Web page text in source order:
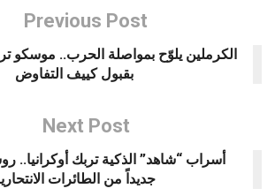
Previous Post
الكرملين يلوّح بمواصلة الحرب.. موسكو
بقبول كييف التفاوض
Next Post
أسراب “شاهد” الذكية تربك أوكرانيا..
جديداً من الطائرات